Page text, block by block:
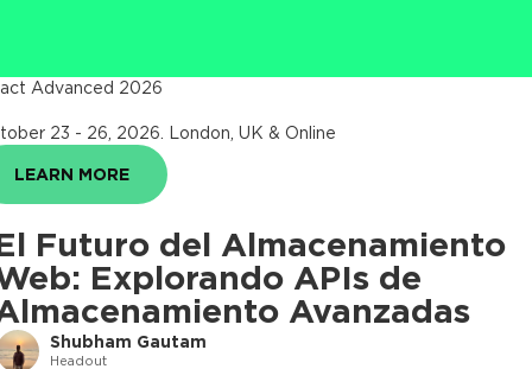
Futuro del Almacenamiento
Explorando APIs de
Avanzadas
Shubham Gautam
Headout
Advanced 2026
23 - 26, 2026 London, UK & Online
LEARN MORE